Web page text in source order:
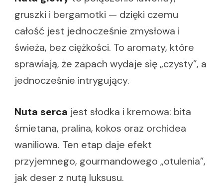
gruszki i bergamotki — dzięki czemu
całość jest jednocześnie zmysłowa i
świeża, bez ciężkości. To aromaty, które
sprawiają, że zapach wydaje się „czysty”, a
jednocześnie intrygujący.
Nuta serca jest słodka i kremowa: bita
śmietana, pralina, kokos oraz orchidea
waniliowa. Ten etap daje efekt
przyjemnego, gourmandowego „otulenia”,
jak deser z nutą luksusu.